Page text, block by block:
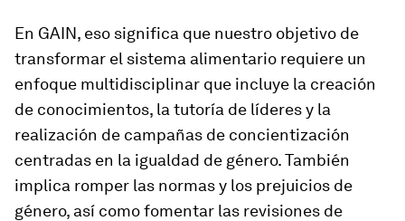
En GAIN, eso significa que nuestro objetivo de
transformar el sistema alimentario requiere un
enfoque multidisciplinar que incluye la creación
de conocimientos, la tutoría de líderes y la
realización de campañas de concientización
centradas en la igualdad de género. También
implica romper las normas y los prejuicios de
género, así como fomentar las revisiones de